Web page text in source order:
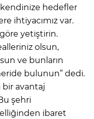
kendinize hedefler
ihtiyacımız var.
yetiştirin.
olsun,
ve bunların
bulunun” dedi.
bir avantaj
şehri
ibaret